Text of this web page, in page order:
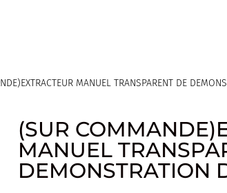
MANUEL TRANSPARENT DE
(SUR
MANUEL
DEMONSTRATION